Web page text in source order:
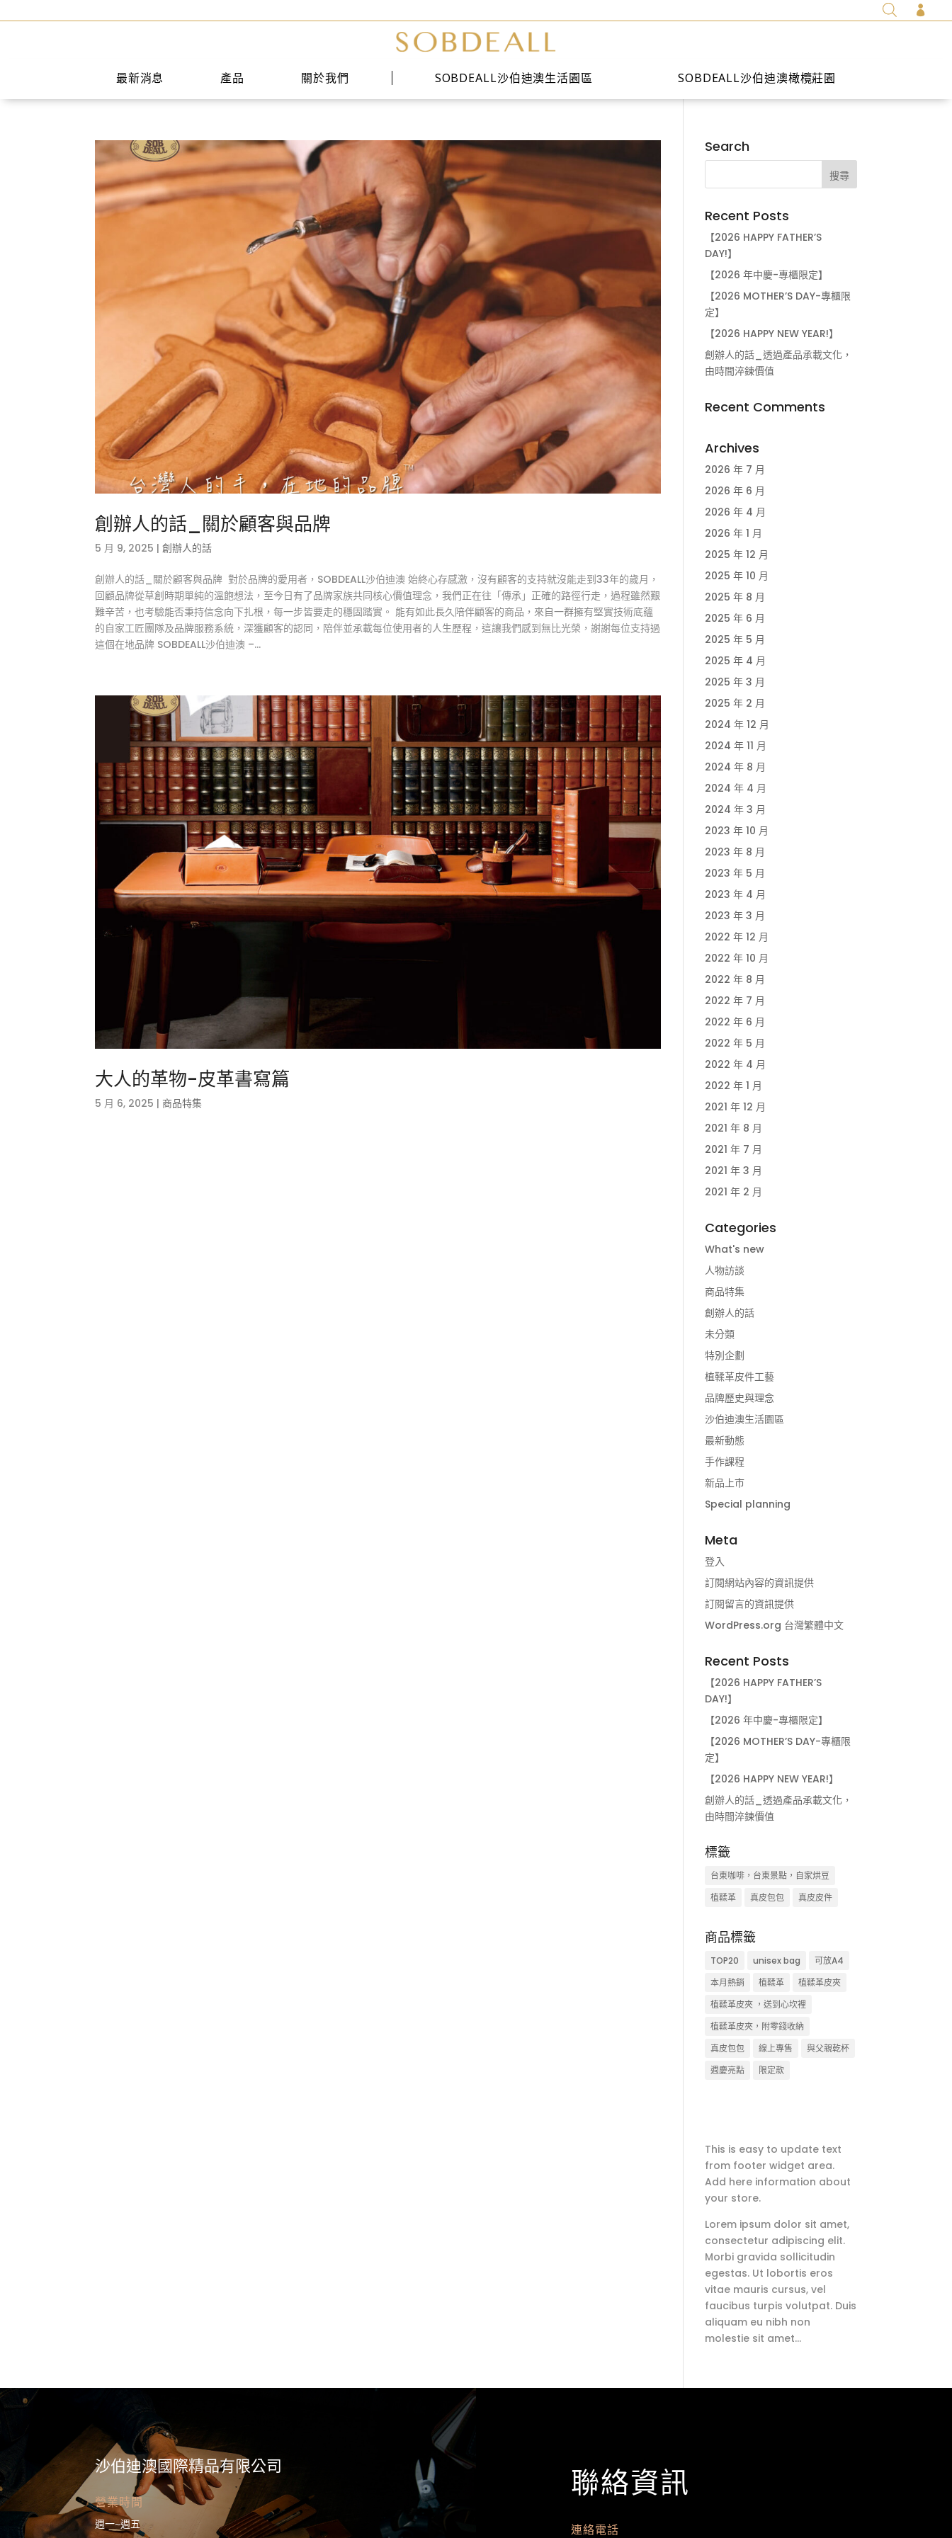

最新消息 產品
手提包
兩用包
斜背包
後背包
旅行袋
短夾
中夾
長夾
名片夾
經典系列
時尚系列
關於我們 SOBDEALL沙伯迪澳生活園區 SOBDEALL沙伯迪澳橄欖莊園
創辦人的話_關於顧客與品牌
5 月 9, 2025 |創辦人的話
創辦人的話_關於顧客與品牌 對於品牌的愛用者，SOBDEALL沙伯迪澳 始終心存感激，沒有顧客的支持就沒能走到33年的歲月，
回顧品牌從草創時期單純的溫飽想法，至今日有了品牌家族共同核心價值理念，我們正在往「傳承」正確的路徑行走，過程雖然艱
難辛苦，也考驗能否秉持信念向下扎根，每一步皆要走的穩固踏實。 ​能有如此長久陪伴顧客的商品，來自一群擁有堅實技術底蘊
的自家工匠團隊及品牌服務系統，深獲顧客的認同，陪伴並承載每位使用者的人生歷程，這讓我們感到無比光榮，謝謝每位支持過
這個在地品牌 SOBDEALL沙伯迪澳 –...
大人的革物-皮革書寫篇
5 月 6, 2025 | 商品特集
Search
Recent Posts
【2026 HAPPY FATHER’S
DAY!】
【2026 年中慶-專櫃限定】
【2026 MOTHER’S DAY-專櫃限
定】
【2026 HAPPY NEW YEAR!】
創辦人的話_透過產品承載文化，
由時間淬鍊價值
Recent Comments
Archives
2026 年 7 月
2026 年 6 月
2026 年 4 月
2026 年 1 月
2025 年 12 月
2025 年 10 月
2025 年 8 月
2025 年 6 月
2025 年 5 月
2025 年 4 月
2025 年 3 月
2025 年 2 月
2024 年 12 月
2024 年 11 月
2024 年 8 月
2024 年 4 月
2024 年 3 月
2023 年 10 月
2023 年 8 月
2023 年 5 月
2023 年 4 月
2023 年 3 月
2022 年 12 月
2022 年 10 月
2022 年 8 月
2022 年 7 月
2022 年 6 月
2022 年 5 月
2022 年 4 月
2022 年 1 月
2021 年 12 月
2021 年 8 月
2021 年 7 月
2021 年 3 月
2021 年 2 月
Categories
What's new
人物訪談
商品特集
創辦人的話
未分類
特別企劃
植鞣革皮件工藝
品牌歷史與理念
沙伯迪澳生活園區
最新動態
手作課程
新品上市
Special planning
Meta
登入
訂閱網站內容的資訊提供
訂閱留言的資訊提供
WordPress.org 台灣繁體中文
Recent Posts
【2026 HAPPY FATHER’S
DAY!】
【2026 年中慶-專櫃限定】
【2026 MOTHER’S DAY-專櫃限
定】
【2026 HAPPY NEW YEAR!】
創辦人的話_透過產品承載文化，
由時間淬鍊價值
標籤
台東咖啡，台東景點，自家烘豆
植鞣革
真皮包包 真皮皮件
商品標籤
TOP20 unisex bag
可放A4
本月熱銷
植鞣革
植鞣革皮夾
植鞣革皮夾 ，送到心坎裡
植鞣革皮夾，附零錢收納
真皮包包
線上專售
與父親乾杯
週慶亮點
限定款
This is easy to update text
from footer widget area.
Add here information about
your store.
Lorem ipsum dolor sit amet,
consectetur adipiscing elit.
Morbi gravida sollicitudin
egestas. Ut lobortis eros
vitae mauris cursus, vel
faucibus turpis volutpat. Duis
aliquam eu nibh non
molestie sit amet…
沙伯迪澳國際精品有限公司
營業時間
週一~週五
聯絡資訊
連絡電話